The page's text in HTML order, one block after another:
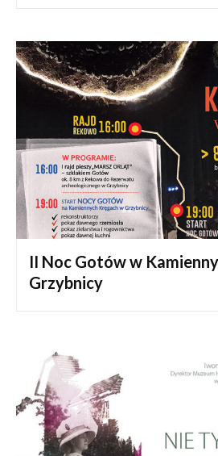
II Noc Gotów w
Grzybnicy